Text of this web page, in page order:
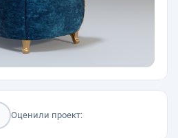
Оценили проект: